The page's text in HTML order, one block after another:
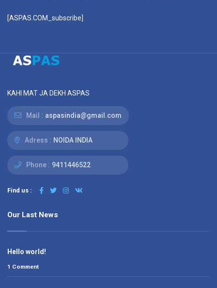
[ASPAS.COM_subscribe]
KAHI MAT JA DEKH ASPAS
Mail : aspasindia@gmail.com
Adress : NOIDA INDIA
Phone : 9411446522
Find us :
Our Last News
Hello world!
1 Comment